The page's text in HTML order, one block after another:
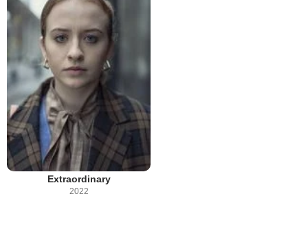
Extraordinary
2022